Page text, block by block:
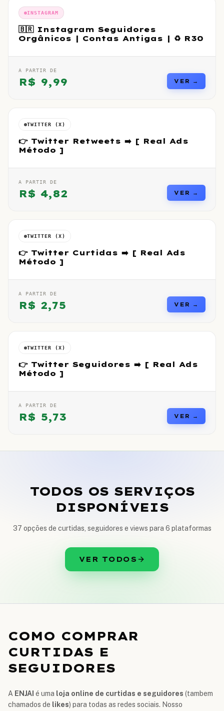
INSTAGRAM
🇧🇷 Instagram Seguidores
Orgânicos | Contas Antigas | ♻️ R30
A PARTIR DE
R$ 9,99 VER →
TWITTER (X)
👉 Twitter Retweets ➡️ [ Real Ads
Método ]
A PARTIR DE
R$ 4,82 VER →
TWITTER (X)
👉 Twitter Curtidas ➡️ [ Real Ads
Método ]
A PARTIR DE
R$ 2,75 VER →
TWITTER (X)
👉 Twitter Seguidores ➡️ [ Real Ads
Método ]
A PARTIR DE
R$ 5,73 VER →
TODOS OS SERVIÇOS
DISPONÍVEIS
37 opções de curtidas, seguidores e views para 6 plataformas
VER TODOS
COMO COMPRAR
CURTIDAS E
SEGUIDORES
A ENJAI é uma loja online de curtidas e seguidores (tambem
chamados de likes) para todas as redes sociais. Nosso